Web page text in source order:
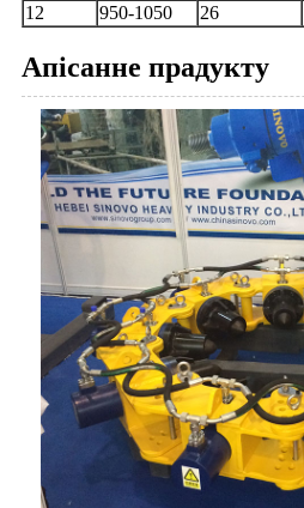
12
950-1050 26
Апісанне прадукту